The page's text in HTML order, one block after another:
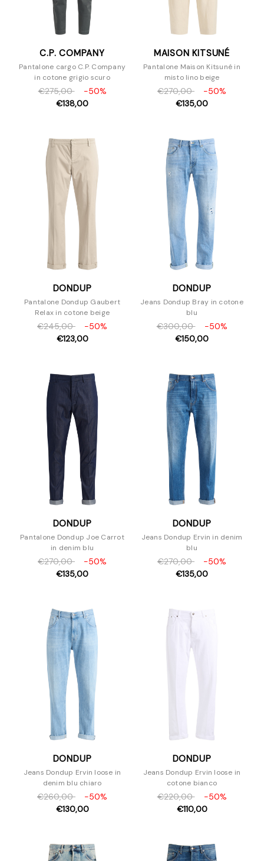
Scarpe
C.P. COMPANY
Pantalone cargo C.P. Company
in cotone grigio scuro
€275,00
-50%
€138,00
MAISON KITSUNÉ
Pantalone Maison Kitsuné in
misto lino beige
€270,00
-50%
€135,00
DONDUP
Pantalone Dondup Gaubert
Relax in cotone beige
€245,00
-50%
€123,00
DONDUP
Jeans Dondup Bray in cotone
blu
€300,00
-50%
€150,00
DONDUP
Pantalone Dondup Joe Carrot
in denim blu
€270,00
-50%
€135,00
DONDUP
Jeans Dondup Ervin in denim
blu
€270,00
-50%
€135,00
DONDUP
Jeans Dondup Ervin loose in
denim blu chiaro
€260,00
-50%
€130,00
DONDUP
Jeans Dondup Ervin loose in
cotone bianco
€220,00
-50%
€110,00